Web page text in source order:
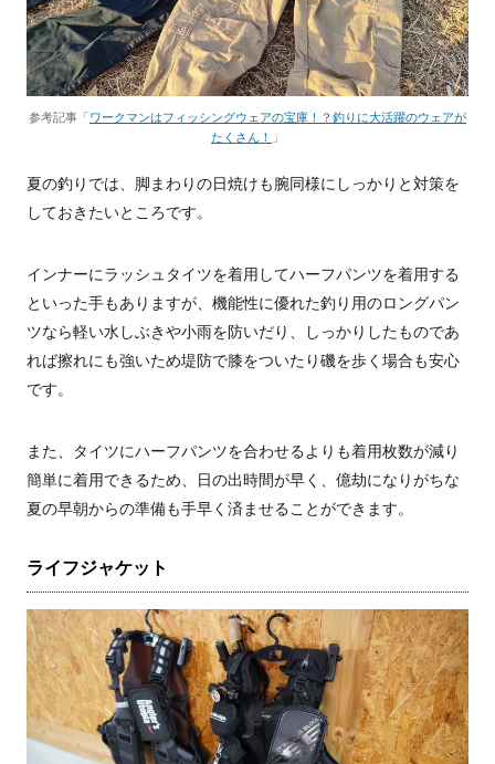
参考記事「ワークマンはフィッシングウェアの宝庫！？釣りに大活躍のウェアが
たくさん！
」
夏の釣りでは、脚まわりの日焼けも腕同様にしっかりと対策を
しておきたいところです。
インナーにラッシュタイツを着用してハーフパンツを着用する
といった手もありますが、機能性に優れた釣り用のロングパン
ツなら軽い水しぶきや小雨を防いだり、しっかりしたものであ
れば擦れにも強いため堤防で膝をついたり磯を歩く場合も安心
です。
また、タイツにハーフパンツを合わせるよりも着用枚数が減り
簡単に着用できるため、日の出時間が早く、億劫になりがちな
夏の早朝からの準備も手早く済ませることができます。
ライフジャケット